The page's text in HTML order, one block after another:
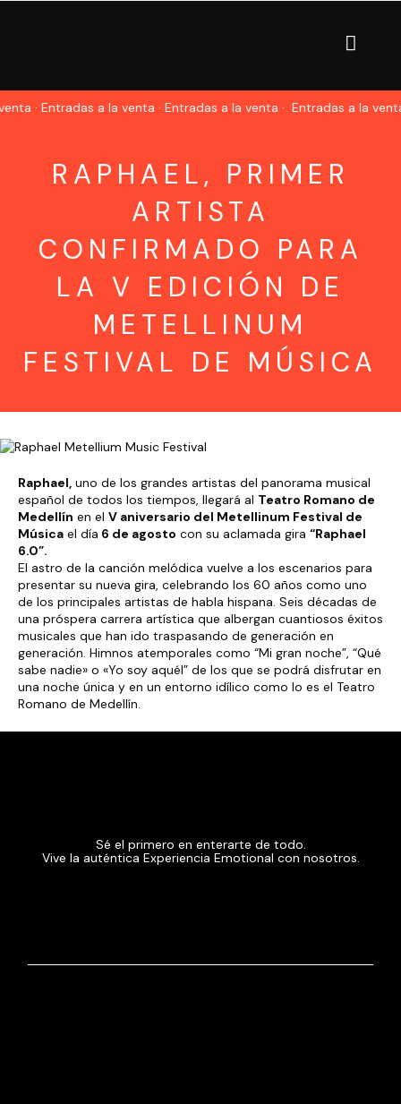
· Entradas a la venta · Entradas a la venta · Entradas a la venta
RAPHAEL, PRIMER
ARTISTA
CONFIRMADO PARA
LA V EDICIÓN DE
METELLINUM
FESTIVAL DE MÚSICA
Raphael, uno de los grandes artistas del panorama musical
español de todos los tiempos, llegará al Teatro Romano de
Medellín en el V aniversario del Metellinum Festival de
Música el día 6 de agosto con su aclamada gira “Raphael
6.0”.
El astro de la canción melódica vuelve a los escenarios para
presentar su nueva gira, celebrando los 60 años como uno
de los principales artistas de habla hispana. Seis décadas de
una próspera carrera artística que albergan cuantiosos éxitos
musicales que han ido traspasando de generación en
generación. Himnos atemporales como “Mi gran noche”, “Qué
sabe nadie» o «Yo soy aquél” de los que se podrá disfrutar en
una noche única y en un entorno idílico como lo es el Teatro
Romano de Medellín.
Sé el primero en enterarte de todo.
Vive la auténtica Experiencia Emotional con nosotros.